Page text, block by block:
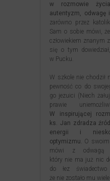
w rozmowie
autentyzm, odwagę
zarówno przez
Sam o sobie mówi,
człowiekiem znanym
się o tym
w Pucku.
W szkole nie chodził
pewność co do
go jezuici (Niech
prawie
W inspirującej
ks. Jan zdradza
energii i
optymizmu. O
mówi z odwagą
który nie ma już nic
do łez
że nie zostało mu